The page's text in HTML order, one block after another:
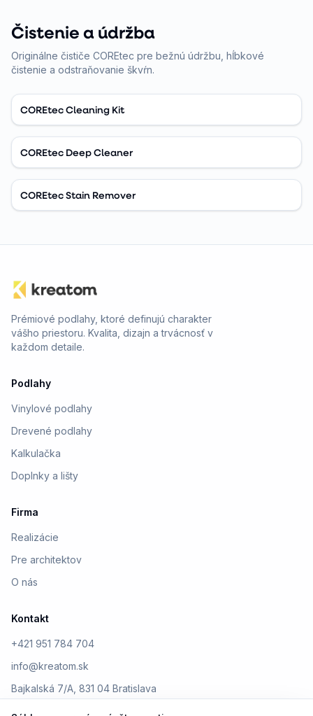
Čistenie a údržba
Originálne čističe COREtec pre bežnú údržbu, hĺbkové
čistenie a odstraňovanie škvŕn.
COREtec Cleaning Kit
COREtec Deep Cleaner
COREtec Stain Remover
Prémiové podlahy, ktoré definujú charakter
vášho priestoru. Kvalita, dizajn a trvácnosť v
každom detaile.
Podlahy
Vinylové podlahy
Drevené podlahy
Kalkulačka
Doplnky a lišty
Firma
Realizácie
Pre architektov
O nás
Kontakt
+421 951 784 704
info@kreatom.sk
Bajkalská 7/A, 831 04 Bratislava